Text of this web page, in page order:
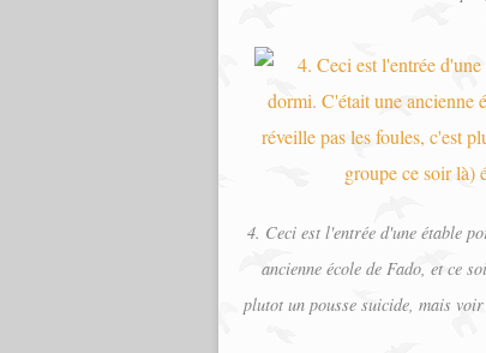
4. Ceci est l'entrée d'une étable
ancienne école de Fado, et ce
plutot un pousse suicide, mais